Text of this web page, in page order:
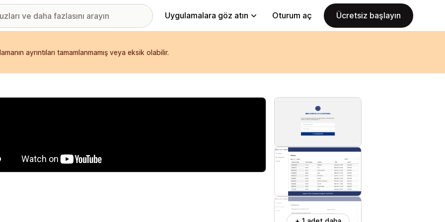
Uygulamalara göz atın Oturum aç Ücretsiz başlayın
ayrıntıları tamamlanmamış veya eksik olabilir.